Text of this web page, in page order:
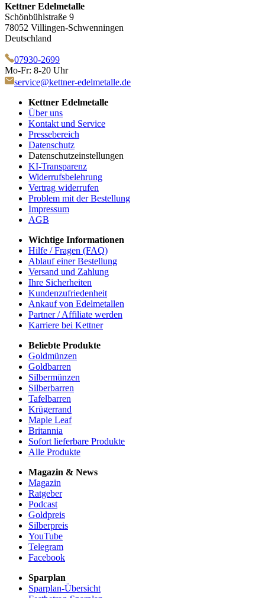
Kettner Edelmetalle
Schönbühlstraße 9
78052 Villingen-Schwenningen
Deutschland
07930-2699
Mo-Fr: 8-20 Uhr
service@kettner-edelmetalle.de
Kettner Edelmetalle
Über uns
Kontakt und Service
Pressebereich
Datenschutz
Datenschutzeinstellungen
KI-Transparenz
Widerrufsbelehrung
Vertrag widerrufen
Problem mit der Bestellung
Impressum
AGB
Wichtige Informationen
Hilfe / Fragen (FAQ)
Ablauf einer Bestellung
Versand und Zahlung
Ihre Sicherheiten
Kundenzufriedenheit
Ankauf von Edelmetallen
Partner / Affiliate werden
Karriere bei Kettner
Beliebte Produkte
Goldmünzen
Goldbarren
Silbermünzen
Silberbarren
Tafelbarren
Krügerrand
Maple Leaf
Britannia
Sofort lieferbare Produkte
Alle Produkte
Magazin & News
Magazin
Ratgeber
Podcast
Goldpreis
Silberpreis
YouTube
Telegram
Facebook
Sparplan
Sparplan-Übersicht